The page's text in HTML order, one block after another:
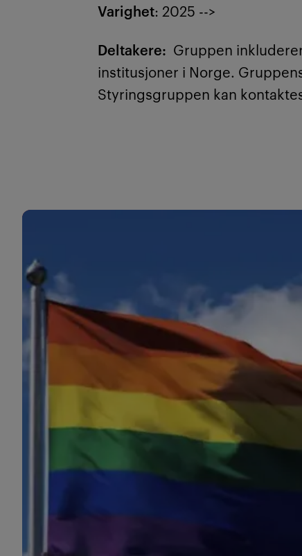
Varighet: 2025 -->
Deltakere: Gruppen
institusjoner i Norge.
Styringsgruppen kan